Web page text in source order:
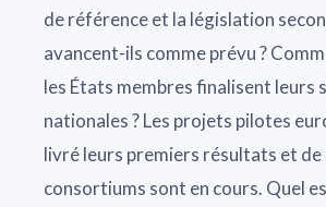
de référence et la législation
avancent-ils comme prévu ?
les États membres finalisent leurs
nationales ? Les projets pilotes
livré leurs premiers résultats et de
consortiums sont en cours. Quel